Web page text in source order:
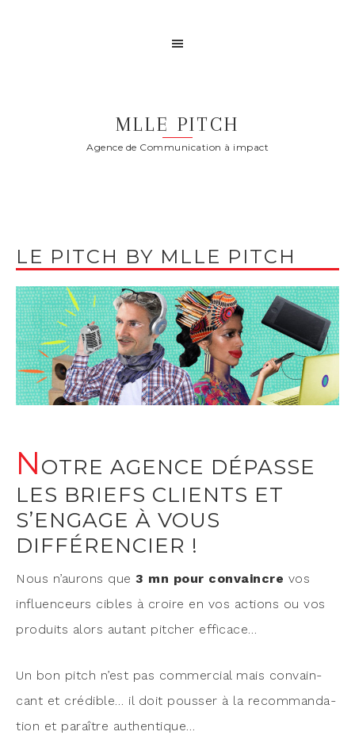
MLLE PITCH
Agence de Communication à impact
LE PITCH BY MLLE PITCH
NOTRE AGENCE DÉPASSE
LES BRIEFS CLIENTS ET
S’ENGAGE À VOUS
DIFFÉRENCIER !
Nous n’aurons que 3 mn pour convaincre vos
influen­ceurs cibles à croire en vos actions ou vos
pro­duits alors autant pit­cher efficace…
Un bon pitch n’est pas com­mer­cial mais convain­
cant et cré­dible… il doit pous­ser à la recom­man­da­
tion et paraître authentique…